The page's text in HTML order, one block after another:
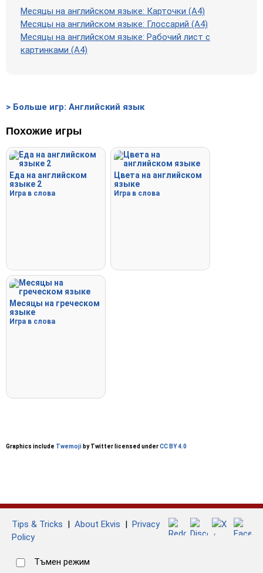
Месяцы на английском языке: Карточки (A4)
Месяцы на английском языке: Глоссарий (A4)
Месяцы на английском языке: Рабочий лист с
картинками (А4)
> Больше игр: Английский язык
Похожие игры
Еда на английском
языке 2
Игра в слова
Цвета на английском
языке
Игра в слова
Месяцы на греческом
языке
Игра в слова
Graphics include Twemoji by Twitter licensed underCC BY 4.0
Tips & Tricks | About Ekvis | Privacy
Policy
Тъмен режим